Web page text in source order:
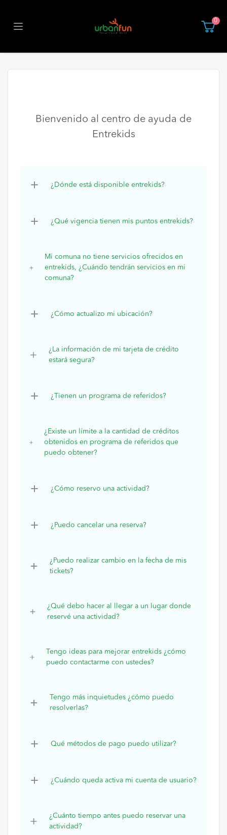
0
Bienvenido al centro de ayuda de
Entrekids
¿Dónde está disponible entrekids?
¿Qué vigencia tienen mis puntos entrekids?
Mi comuna no tiene servicios ofrecidos en
entrekids, ¿Cuándo tendrán servicios en mi
comuna?
¿Cómo actualizo mi ubicación?
¿La información de mi tarjeta de crédito
estará segura?
¿Tienen un programa de referidos?
¿Existe un límite a la cantidad de créditos
obtenidos en programa de referidos que
puedo obtener?
¿Cómo reservo una actividad?
¿Puedo cancelar una reserva?
¿Puedo realizar cambio en la fecha de mis
tickets?
¿Qué debo hacer al llegar a un lugar donde
reservé una actividad?
Tengo ideas para mejorar entrekids ¿cómo
puedo contactarme con ustedes?
Tengo más inquietudes ¿cómo puedo
resolverlas?
Qué métodos de pago puedo utilizar?
¿Cuándo queda activa mi cuenta de usuario?
¿Cuánto tiempo antes puedo reservar una
actividad?